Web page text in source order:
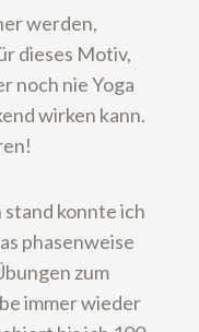
werden,
dieses Motiv,
noch nie Yoga
wirken kann.
konnte ich
phasenweise
zum
immer wieder